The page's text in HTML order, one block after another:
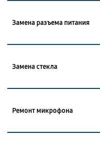
Замена разъема питания
Замена стекла
Ремонт микрофона